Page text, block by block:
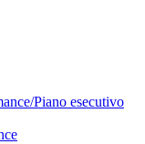
Piano esecutivo